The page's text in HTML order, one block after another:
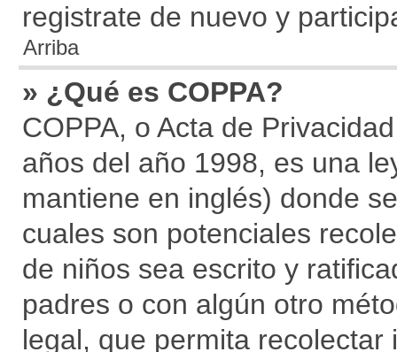
registrate de nuevo y
Arriba
» ¿Qué es COPPA?
COPPA, o Acta de
años del año 1998, es una
mantiene en inglés) donde
cuales son potenciales
de niños sea escrito y
padres o con algún otro
legal, que permita